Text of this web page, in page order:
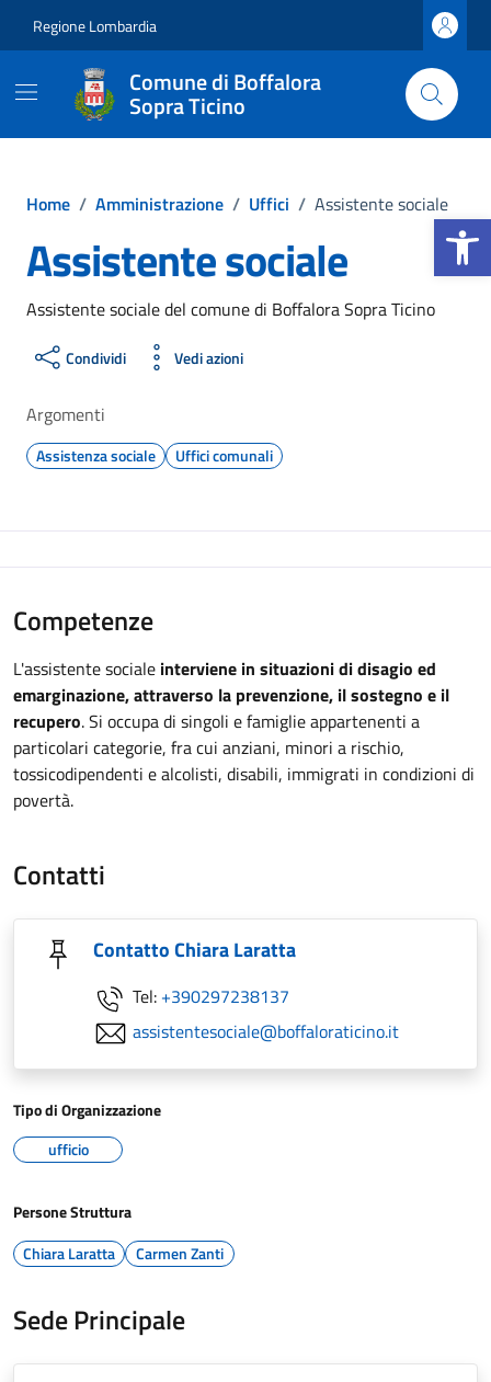
Apri la
Regione Lombardia
Comune di Boffalora
Sopra Ticino
Home / Amministrazione / Uffici / Assistente sociale
Assistente sociale
Assistente sociale del comune di Boffalora Sopra Ticino
Condividi Vedi azioni
Argomenti
Assistenza sociale Uffici comunali
Competenze
L'assistente sociale interviene in situazioni di disagio ed
emarginazione, attraverso la prevenzione, il sostegno e il
recupero. Si occupa di singoli e famiglie appartenenti a
particolari categorie, fra cui anziani, minori a rischio,
tossicodipendenti e alcolisti, disabili, immigrati in condizioni di
povertà.
Contatti
Contatto Chiara Laratta
Tel: +390297238137
assistentesociale@boffaloraticino.it
Tipo di Organizzazione
ufficio
Persone Struttura
Chiara Laratta
Carmen Zanti
Sede Principale